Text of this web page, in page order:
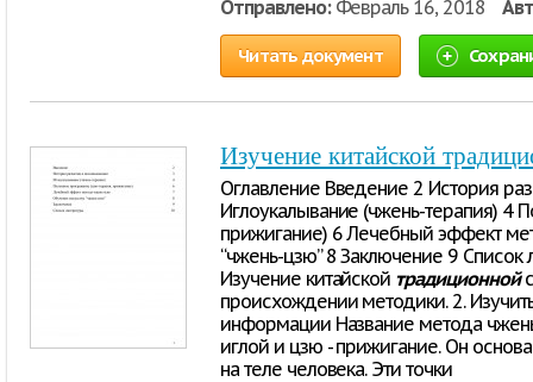
Отправлено:Февраль 16, 2018
Читать документ
Изучение китайской
Оглавление Введение 2 История
Иглоукалывание (чжень-терапия) 4
прижигание) 6 Лечебный эффект
“чжень-цзю” 8 Заключение 9
Изучение китайской традиционной
происхождении методики. 2.
информации Название метода
иглой и цзю - прижигание. Он
на теле человека. Эти точки